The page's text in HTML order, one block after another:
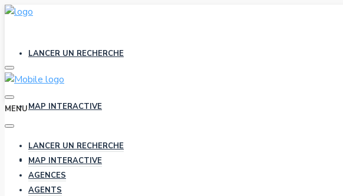
LANCER UN RECHERCHE
MAP INTERACTIVE
AGENCES
MENU
LANCER UN RECHERCHE
MAP INTERACTIVE
AGENCES
AGENTS